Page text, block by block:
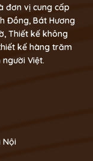
đơn vị cung cấp
Đồng, Bát Hương
Thiết kế không
kế hàng trăm
Việt.
Nội